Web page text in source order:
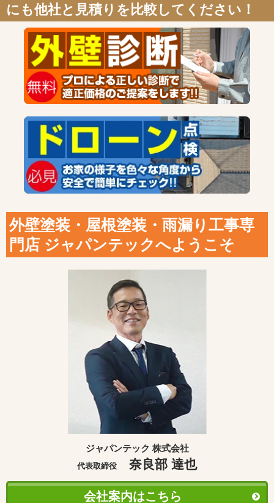
にも他社と見積りを比較してください！
外壁塗装・屋根塗装・雨漏り工事専
門店 ジャパンテックへようこそ
ジャパンテック 株式会社
代表取締役 奈良部 達也
会社案内はこちら